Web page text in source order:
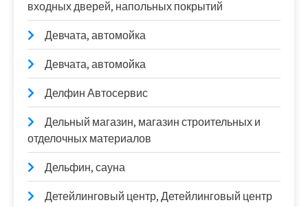
входных дверей, напольных покрытий
Девчата, автомойка
Девчата, автомойка
Делфин Автосервис
Дельный магазин, магазин строительных и
отделочных материалов
Дельфин, сауна
Детейлинговый центр, Детейлинговый центр